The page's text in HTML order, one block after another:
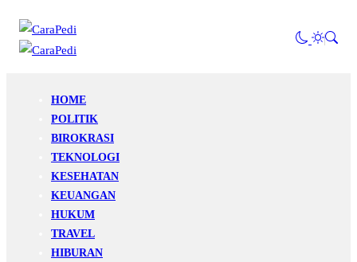
HOME
POLITIK
BIROKRASI
TEKNOLOGI
KESEHATAN
KEUANGAN
HUKUM
TRAVEL
HIBURAN